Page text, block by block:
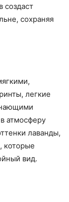
создаст
сохраняя
легкие
атмосферу
лаванды,
которые
вид.